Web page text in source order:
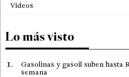
Videos
Lo más visto
Gasolinas y gasoil suben hasta
semana